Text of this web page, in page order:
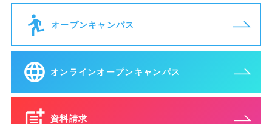
オープンキャンパス
オンラインオープンキャンパス
資料請求